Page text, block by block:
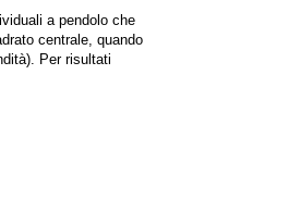
a pendolo che
centrale, quando
Per risultati